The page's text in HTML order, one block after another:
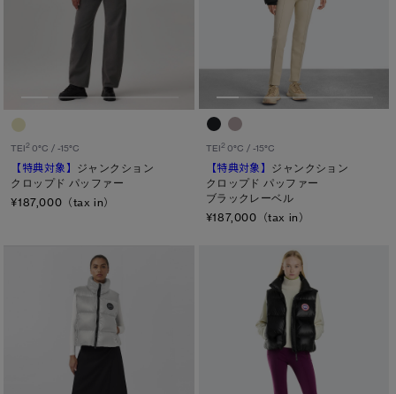
TEI2 0°C / -15°C
【特典対象】 ジャンクション
クロップド パッファー
¥187,000（tax in）
TEI2 0°C / -15°C
【特典対象】 ジャンクション
クロップド パッファー
ブラックレーベル
¥187,000（tax in）